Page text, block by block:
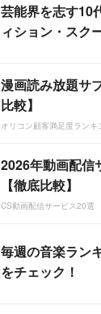
芸能界を志す
ィション・スク
漫画読み放題サ
比較】
オリコン顧客満足度ランキ
2026年動画配信
【徹底比較】
CS動画配信サービス20選
毎週の音楽ラン
をチェック！